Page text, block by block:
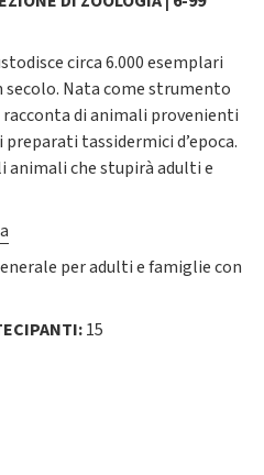
circa 6.000 esemplari
secolo. Nata come strumento
di animali provenienti
tassidermici d’epoca.
animali che stupirà adulti e
per adulti e famiglie con
15